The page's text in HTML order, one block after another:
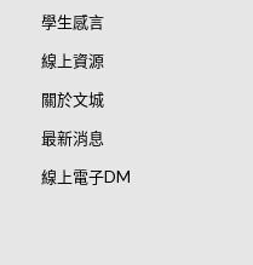
學生感言
線上資源
關於文城
最新消息
線上電子DM